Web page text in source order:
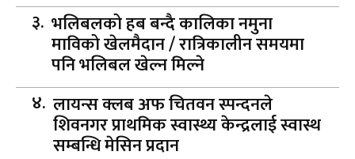
भलिबलको हब बन्दै कालिका नमुना
माविको खेलमैदान / रात्रिकालीन समयमा
पनि भलिबल खेल्न मिल्ने
लायन्स क्लब अफ चितवन स्पन्दनले
शिवनगर प्राथमिक स्वास्थ्य केन्द्रलाई स्वास्थ
सम्बन्धि मेसिन प्रदान